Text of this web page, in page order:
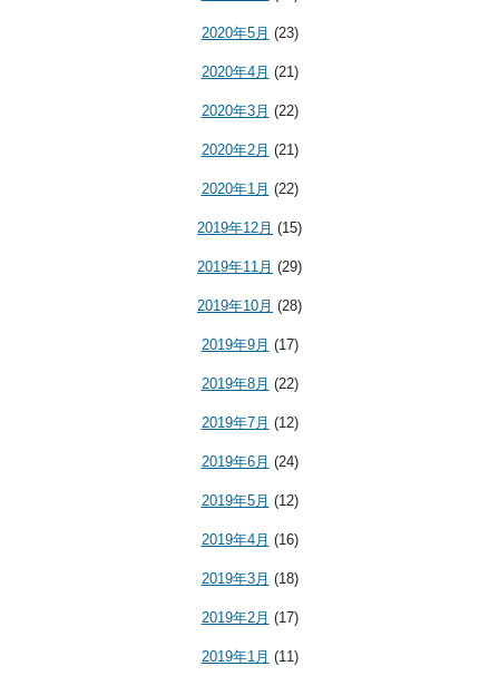
2020年5月 (23)
2020年4月 (21)
2020年3月 (22)
2020年2月 (21)
2020年1月 (22)
2019年12月 (15)
2019年11月 (29)
2019年10月 (28)
2019年9月 (17)
2019年8月 (22)
2019年7月 (12)
2019年6月 (24)
2019年5月 (12)
2019年4月 (16)
2019年3月 (18)
2019年2月 (17)
2019年1月 (11)